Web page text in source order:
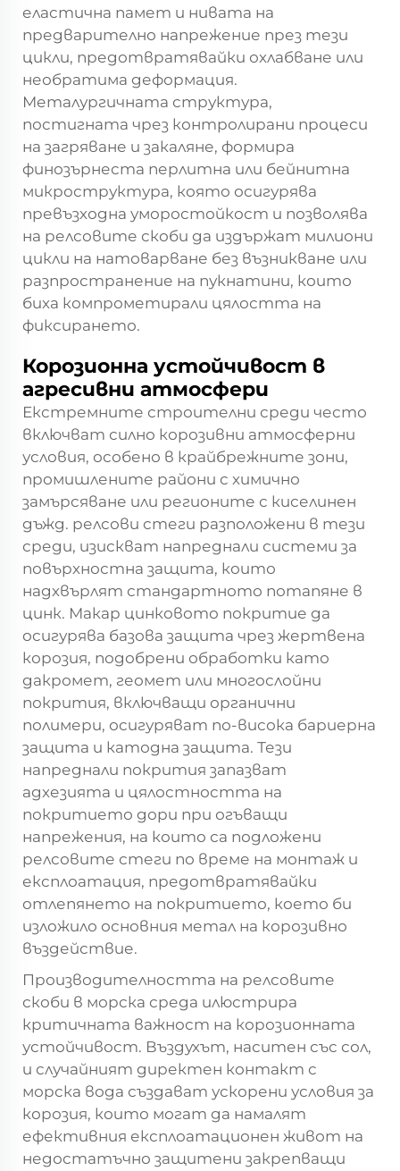
еластична памет и нивата на
предварително напрежение през тези
цикли, предотвратявайки охлабване или
необратима деформация.
Металургичната структура,
постигната чрез контролирани процеси
на загряване и закаляне, формира
финозърнеста перлитна или бейнитна
микроструктура, която осигурява
превъзходна уморостойкост и позволява
на релсовите скоби да издържат милиони
цикли на натоварване без възникване или
разпространение на пукнатини, които
биха компрометирали цялостта на
фиксирането.
Корозионна устойчивост в
агресивни атмосфери
Екстремните строителни среди често
включват силно корозивни атмосферни
условия, особено в крайбрежните зони,
промишлените райони с химично
замърсяване или регионите с киселинен
дъжд. релсови стеги разположени в тези
среди, изискват напреднали системи за
повърхностна защита, които
надхвърлят стандартното потапяне в
цинк. Макар цинковото покритие да
осигурява базова защита чрез жертвена
корозия, подобрени обработки като
дакромет, геомет или многослойни
покрития, включващи органични
полимери, осигуряват по-висока бариерна
защита и катодна защита. Тези
напреднали покрития запазват
адхезията и цялостността на
покритието дори при огъващи
напрежения, на които са подложени
релсовите стеги по време на монтаж и
експлоатация, предотвратявайки
отлепянето на покритието, което би
изложило основния метал на корозивно
въздействие.
Производителността на релсовите
скоби в морска среда илюстрира
критичната важност на корозионната
устойчивост. Въздухът, наситен със сол,
и случайният директен контакт с
морска вода създават ускорени условия за
корозия, които могат да намалят
ефективния експлоатационен живот на
недостатъчно защитени закрепващи